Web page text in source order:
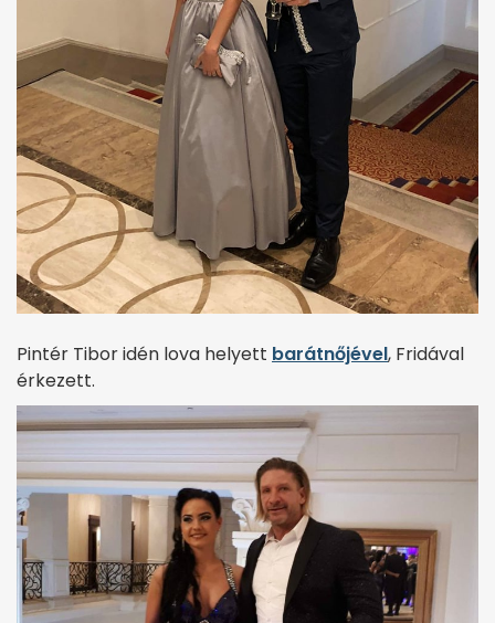
Pintér Tibor idén lova helyett barátnőjével, Fridával
érkezett.